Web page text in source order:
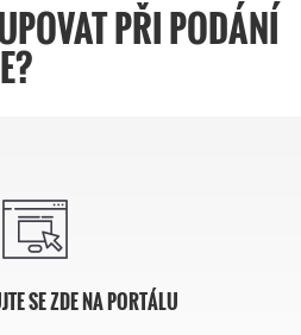
PŘI PODÁNÍ
SE ZDE NA PORTÁLU